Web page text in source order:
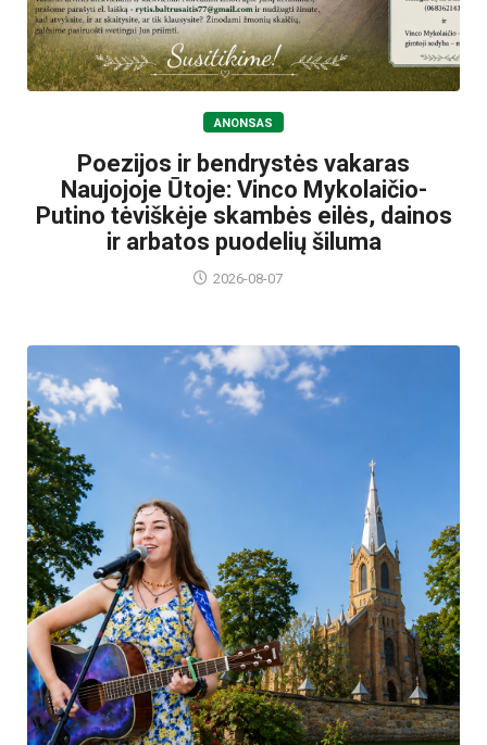
ANONSAS
Poezijos ir bendrystės vakaras
Naujojoje Ūtoje: Vinco Mykolaičio-
Putino tėviškėje skambės eilės, dainos
ir arbatos puodelių šiluma
2026-08-07